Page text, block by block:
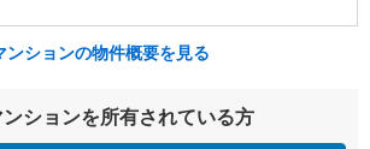
ンションの物件概要を見る
ションを所有されている方